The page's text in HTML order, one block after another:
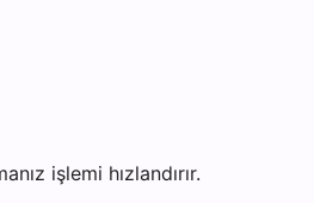
işlemi hızlandırır.